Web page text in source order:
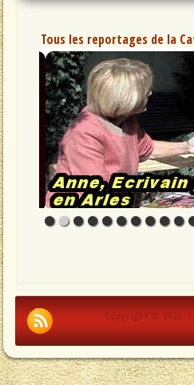
Tous les reportages de la
Copyright © 2026.
.